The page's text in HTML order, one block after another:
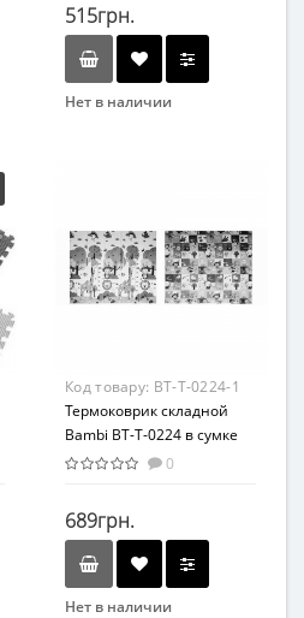
515грн.
Нет в наличии
Код товару: BT-T-0224-1
Термоковрик складной
Bambi BT-T-0224 в сумке
(BT-T-0224-1) 0
689грн.
Нет в наличии